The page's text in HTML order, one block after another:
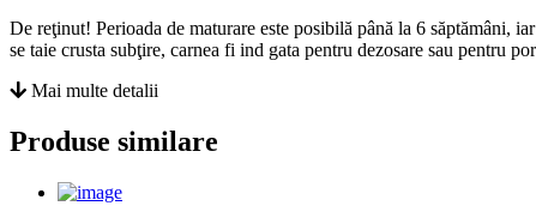
De reţinut! Perioada de maturare este posibilă până la 6 săptămâni,
se taie crusta subţire, carnea fi ind gata pentru dezosare sau pentru
Mai multe detalii
Produse similare